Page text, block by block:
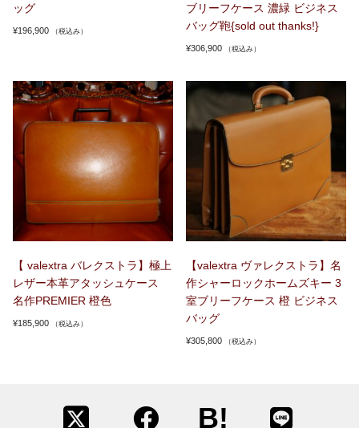
ッグ
¥196,900 （税込み）
ブリーフケース 濃緑 ビジネス
バッグ鞄{sold out thanks!}
¥306,900 （税込み）
【 valextra バレクストラ】極上
レザー本革アタッシュケース
名作PREMIER 橙色
¥185,900 （税込み）
【valextra ヴァレクストラ】名
作シャーロックホームズキー 3
室ブリーフケース 橙 ビジネス
バッグ
¥305,800 （税込み）